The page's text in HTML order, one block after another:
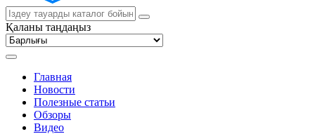
Қаланы таңдаңыз
Главная
Новости
Полезные статьи
Обзоры
Видео